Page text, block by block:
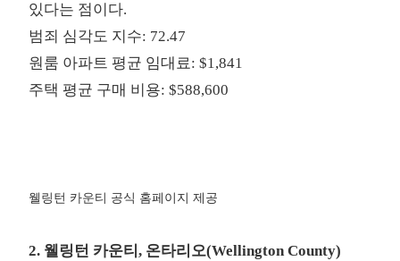
있다는 점이다.
범죄 심각도 지수: 72.47
원룸 아파트 평균 임대료: $1,841
주택 평균 구매 비용: $588,600
웰링턴 카운티 공식 홈페이지 제공
2. 웰링턴 카운티, 온타리오(Wellington County)